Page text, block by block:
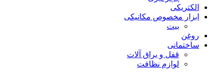
الکتریکی
ابزار مخصوص مکانیکی
بیت
روغن
ساختمانی
قفل و یراق آلات
لوازم نظافت